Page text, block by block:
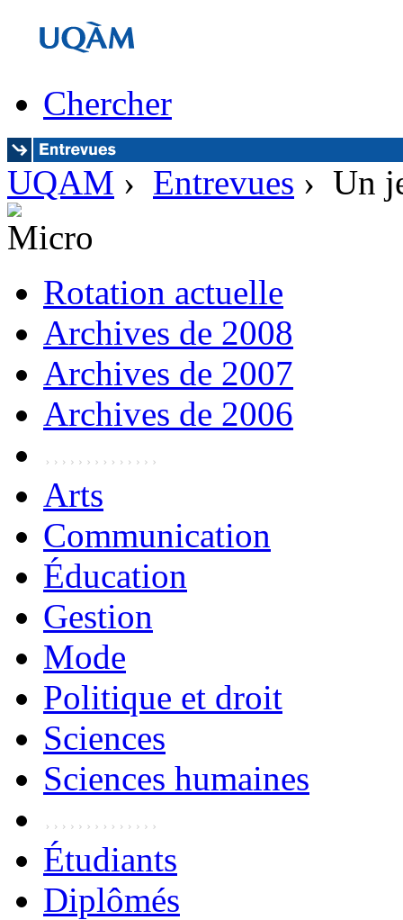
Chercher
UQAM › Entrevues › Un
Rotation actuelle
Archives de 2008
Archives de 2007
Archives de 2006
Arts
Communication
Éducation
Gestion
Mode
Politique et droit
Sciences
Sciences humaines
Étudiants
Diplômés